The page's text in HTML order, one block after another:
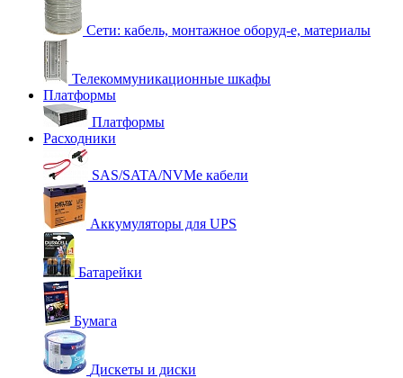
Сети: кабель, монтажное оборуд-е, материалы
Телекоммуникационные шкафы
Платформы
Платформы
Расходники
SAS/SATA/NVMe кабели
Аккумуляторы для UPS
Батарейки
Бумага
Дискеты и диски